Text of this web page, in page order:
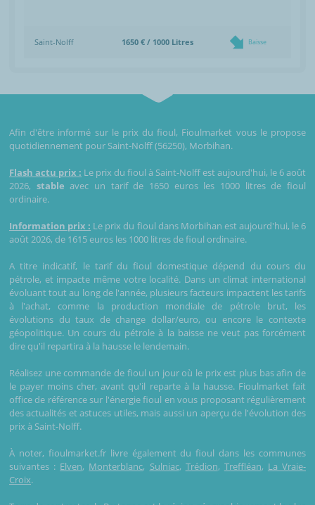
Saint-Nolff 1650 € / 1000 Litres Baisse
Afin d'être informé sur le prix du fioul, Fioulmarket vous le propose
quotidiennement pour Saint-Nolff (56250), Morbihan.
Flash actu prix : Le prix du fioul à Saint-Nolff est aujourd'hui, le 6 août
2026, stable avec un tarif de 1650 euros les 1000 litres de fioul
ordinaire.
Information prix : Le prix du fioul dans Morbihan est aujourd'hui, le 6
août 2026, de 1615 euros les 1000 litres de fioul ordinaire.
A titre indicatif, le tarif du fioul domestique dépend du cours du
pétrole, et impacte même votre localité. Dans un climat international
évoluant tout au long de l'année, plusieurs facteurs impactent les tarifs
à l'achat, comme la production mondiale de pétrole brut, les
évolutions du taux de change dollar/euro, ou encore le contexte
géopolitique. Un cours du pétrole à la baisse ne veut pas forcément
dire qu'il repartira à la hausse le lendemain.
Réalisez une commande de fioul un jour où le prix est plus bas afin de
le payer moins cher, avant qu'il reparte à la hausse. Fioulmarket fait
office de référence sur l'énergie fioul en vous proposant régulièrement
des actualités et astuces utiles, mais aussi un aperçu de l'évolution des
prix à Saint-Nolff.
À noter, fioulmarket.fr livre également du fioul dans les communes
suivantes : Elven, Monterblanc, Sulniac, Trédion, Treffléan, La Vraie-
Croix.